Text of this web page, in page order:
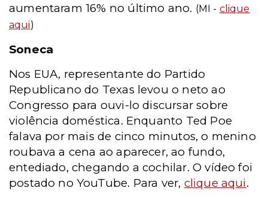
aumentaram 16% no último ano. (MI - clique
aqui)
Soneca
Nos EUA, representante do Partido
Republicano do Texas levou o neto ao
Congresso para ouvi-lo discursar sobre
violência doméstica. Enquanto Ted Poe
falava por mais de cinco minutos, o menino
roubava a cena ao aparecer, ao fundo,
entediado, chegando a cochilar. O vídeo foi
postado no YouTube. Para ver, clique aqui.